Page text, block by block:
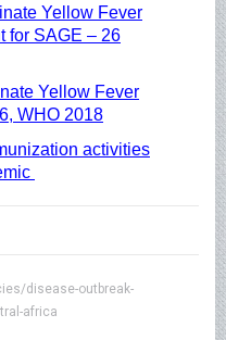
Yellow Fever
for SAGE – 26
Yellow Fever
WHO 2018
activities
disease-outbreak-
africa